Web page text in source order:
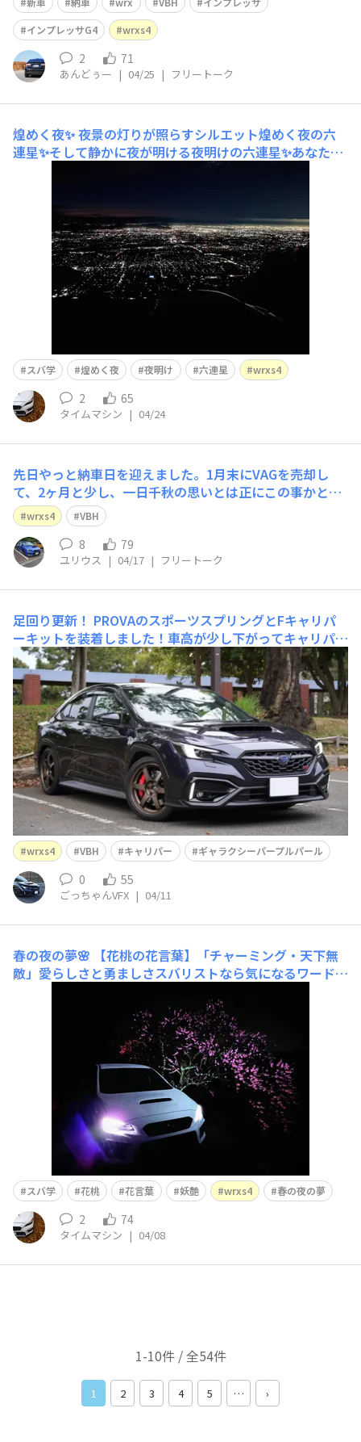
が、大きな事故なども無く、日々の生活を支えてくれて本
当に感謝の気持ちしかありません。推しのコンテンツのラ
イブ会場に足を運べたこともいい思い
インプレッサG4
wrxs4
2 71
あんどぅー | 04/25 | フリートーク
煌めく夜✨夜景の灯りが照らすシルエット煌めく夜の六
連星✨そして静かに夜が明ける夜明けの六連星✨あなたと
スバ学 煌めく夜 夜明け 六連星 wrxs4
2 65
タイムマシン | 04/24
先日やっと納車日を迎えました。1月末にVAGを売却し
て、2ヶ月と少し、一日千秋の思いとは正にこの事かと実
感。ただ、待つだけの価値ある個体を買うことができまし
た。ゴールデンウィークの大阪〜東京間移動で、EyeSigh
tXの実力を確認する予定です。特に名阪国道のオメガカー
ブでの挙動が、どの様に変化したの
wrxs4 VBH
8 79
ユリウス | 04/17 | フリートーク
足回り更新！ PROVAのスポーツスプリングとFキャリパ
ーキットを装着しました！車高が少し下がってキャリパー
が赤くなってとてもカッコよくなりました、子供の頃から
憧れたカスタムなのでとても満足しています、リアのキャ
リパーもフロントに合わせて赤く塗装してもらったので前
後のバランスもバッチリです！
wrxs4 VBH キャリパー ギャラクシーパープルパール
0 55
ごっちゃんVFX | 04/11
春の夜の夢🌸
【花桃の花言葉】​「チャーミング・天下無
敵」愛らしさと勇ましさスバリストなら気になるワードで
がヘッドライトに照らされ霞む妖艶な光を放つミステリア
スな春の夜✨【儚い美しさ】​「春の夜の夢」開花の時期は
桜と同様にとても短くその美しさは瞬く間
スバ学 花桃 花言葉 妖艶 wrxs4 春の夜の夢
2 74
タイムマシン | 04/08
1-10件 / 全54件
1 2 3 4 5 … ›